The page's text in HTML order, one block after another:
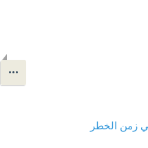
زمن الخطر